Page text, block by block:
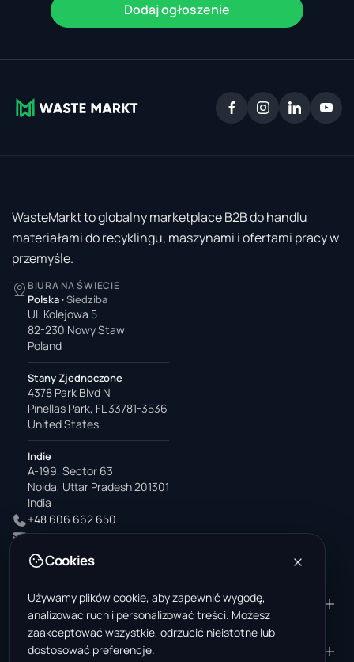
Dodaj ogłoszenie
WasteMarkt to globalny marketplace B2B do handlu
materiałami do recyklingu, maszynami i ofertami pracy w
przemyśle.
BIURA NA ŚWIECIE
Polska ·Siedziba
Ul. Kolejowa 5
82-230 Nowy Staw
Poland
Stany Zjednoczone
4378 Park Blvd N
Pinellas Park, FL 33781-3536
United States
Indie
A-199, Sector 63
Noida, Uttar Pradesh 201301
India
+48 606 662 650
support@wastemarkt.com
office@wastemarkt.com
PRODUKT
Marketplace
Materiały — sprzedaż
ZASOBY
Akademia dostawcy
FIRMA
Cookies
Używamy plików cookie, aby zapewnić wygodę,
analizować ruch i personalizować treści. Możesz
zaakceptować wszystkie, odrzucić nieistotne lub
dostosować preferencje.